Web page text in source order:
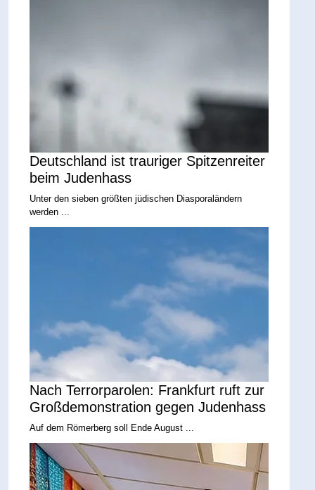
Deutschland ist trauriger Spitzenreiter
beim Judenhass
Unter den sieben größten jüdischen Diasporaländern
werden ...
Nach Terrorparolen: Frankfurt ruft zur
Großdemonstration gegen Judenhass
Auf dem Römerberg soll Ende August ...